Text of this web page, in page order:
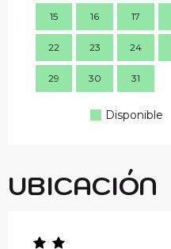
15 16 17
22 23 24
29 30 31
Disponible
UBICACIÓN